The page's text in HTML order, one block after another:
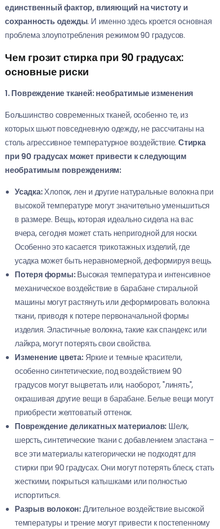
единственный фактор, влияющий на чистоту и
сохранность одежды. И именно здесь кроется основная
проблема злоупотребления режимом 90 градусов.
Чем грозит стирка при 90 градусах:
основные риски
1. Повреждение тканей: необратимые изменения
Большинство современных тканей, особенно те, из
которых шьют повседневную одежду, не рассчитаны на
столь агрессивное температурное воздействие.Стирка
при 90 градусах может привести к следующим
необратимым повреждениям:
Усадка:Хлопок, лен и другие натуральные волокна при
высокой температуре могут значительно уменьшиться
в размере. Вещь, которая идеально сидела на вас
вчера, сегодня может стать непригодной для носки.
Особенно это касается трикотажных изделий, где
усадка может быть неравномерной, деформируя вещь.
Потеря формы:Высокая температура и интенсивное
механическое воздействие в барабане стиральной
машины могут растянуть или деформировать волокна
ткани, приводя к потере первоначальной формы
изделия. Эластичные волокна, такие как спандекс или
лайкра, могут потерять свои свойства.
Изменение цвета:Яркие и темные красители,
особенно синтетические, под воздействием 90
градусов могут выцветать или, наоборот, "линять",
окрашивая другие вещи в барабане. Белые вещи могут
приобрести желтоватый оттенок.
Повреждение деликатных материалов: Шелк,
шерсть, синтетические ткани с добавлением эластана –
все эти материалы категорически не подходят для
стирки при 90 градусах. Они могут потерять блеск, стать
жесткими, покрыться катышками или полностью
испортиться.
Разрыв волокон:Длительное воздействие высокой
температуры и трение могут привести к постепенному